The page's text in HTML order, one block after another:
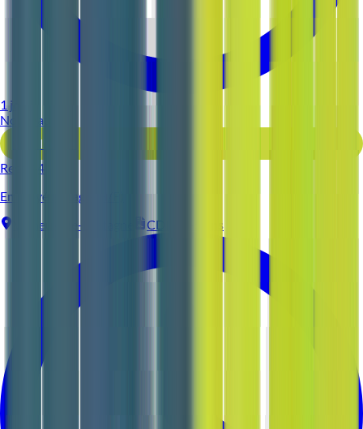
1 jour
Nouveau
Voir l'offre
Reso 44
Employé d'étage (H/F)
Vigneux-de-Bretagne
CDI 3-5 ans